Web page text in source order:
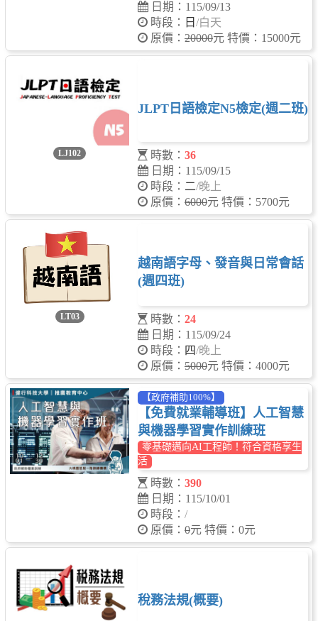
日期：115/09/13
時段：
日 /白天
原價： 20000元 特價：15000元
LJ102
JLPT日語檢定N5檢定(週二班)
時數： 36
日期：115/09/15
時段： 二/晚上
原價： 6000元 特價：5700元
LT03
越南語字母、發音與日常會話
(週四班)
時數： 24
日期：115/09/24
時段： 四/晚上
原價： 5000元 特價：4000元
【政府補助100%】
【免費就業輔導班】人工智慧
與機器學習實作訓練班
零基礎邁向AI工程師！符合資格享生
活
時數： 390
日期：115/10/01
時段： /
原價： 0元 特價：0元
稅務法規(概要)